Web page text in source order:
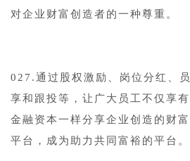
对企业财富创造者的一种尊重。
027.通过股权激励、岗位分红、
享和跟投等，让广大员工不仅享
金融资本一样分享企业创造的财
平台，成为助力共同富裕的平台。